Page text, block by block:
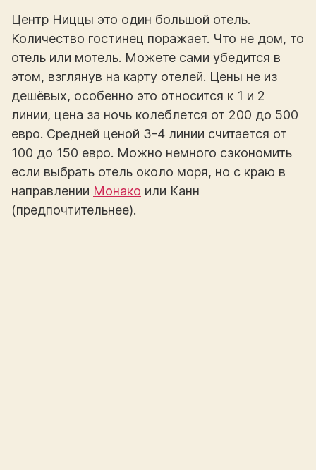
Центр Ниццы это один большой отель.
Количество гостинец поражает. Что не дом, то
отель или мотель. Можете сами убедится в
этом, взглянув на карту отелей. Цены не из
дешёвых, особенно это относится к 1 и 2
линии, цена за ночь колеблется от 200 до 500
евро. Средней ценой 3-4 линии считается от
100 до 150 евро. Можно немного сэкономить
если выбрать отель около моря, но с краю в
направлении Монако или Канн
(предпочтительнее).